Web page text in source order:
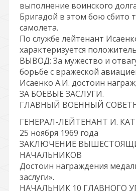
выполнение воинского
Бригадой в этом бою сбито
самолета.
По службе лейтенант
характеризуется
ВЫВОД: За мужество и
борьбе с вражеской
Исаенко А.И. достоин
ЗА БОЕВЫЕ ЗАСЛУГИ.
ГЛАВНЫЙ ВОЕННЫЙ
ГЕНЕРАЛ-ЛЕЙТЕНАНТ И.
25 ноября 1969 года
ЗАКЛЮЧЕНИЕ
НАЧАЛЬНИКОВ
Достоин награждения
заслуги».
НАЧАЛЬНИК 10 ГЛАВНОГО